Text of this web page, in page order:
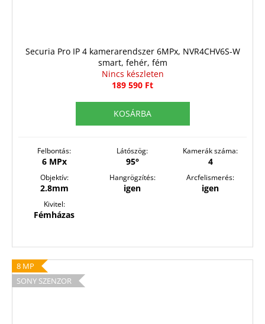
Securia Pro IP 4 kamerarendszer 6MPx, NVR4CHV6S-W
smart, fehér, fém
Nincs készleten
189 590 Ft
KOSÁRBA
Felbontás:
6 MPx
Látószög:
95°
Kamerák száma:
4
Objektív:
2.8mm
Hangrögzítés:
igen
Arcfelismerés:
igen
Kivitel:
Fémházas
8 MP
SONY SZENZOR